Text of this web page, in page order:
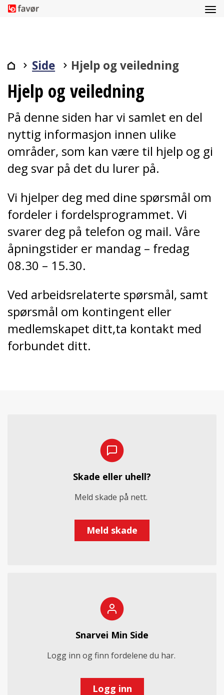
Side Hjelp og veiledning
Hjelp og veiledning
På denne siden har vi samlet en del
nyttig informasjon innen ulike
områder, som kan være til hjelp og gi
deg svar på det du lurer på.
Vi hjelper deg med dine spørsmål om
fordeler i fordelsprogrammet. Vi
svarer deg på telefon og mail. Våre
åpningstider er mandag – fredag
08.30 – 15.30.
Ved arbeidsrelaterte spørsmål, samt
spørsmål om kontingent eller
medlemskapet ditt,ta kontakt med
forbundet ditt.
Skade eller uhell?
Meld skade på nett.
Meld skade
Snarvei Min Side
Logg inn og finn fordelene du har.
Logg inn